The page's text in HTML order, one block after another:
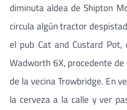
diminuta aldea de Shipton
circula algún tractor
el pub Cat and Custard
Wadworth 6X, procedente
de la vecina Trowbridge. En
la cerveza a la calle y ver